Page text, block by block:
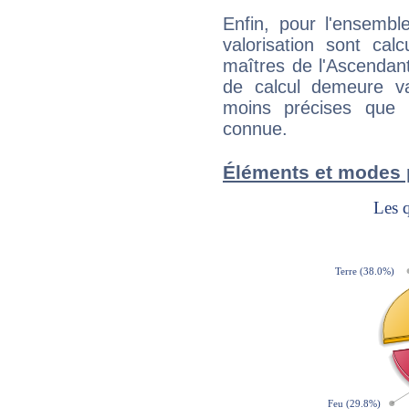
Enfin, pour
valorisation sont
maîtres de
de calcul demeure
moins précises que
connue.
Éléments et modes